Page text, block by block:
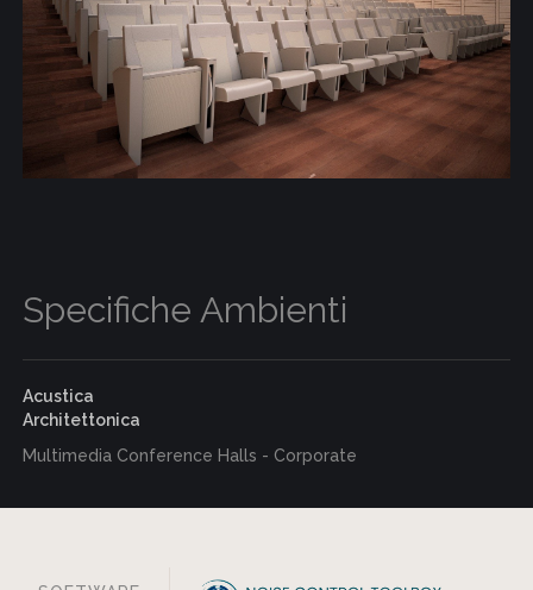
Specifiche Ambienti
Acustica
Architettonica
Multimedia Conference Halls - Corporate